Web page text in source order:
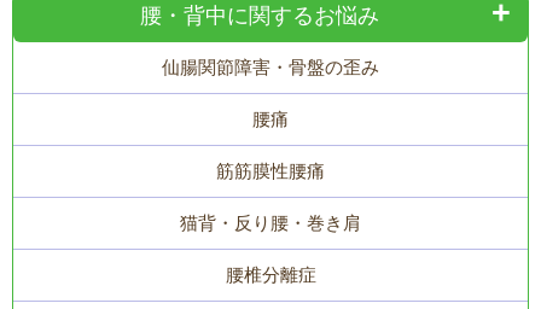
腰・背中に関するお悩み
仙腸関節障害・骨盤の歪み
腰痛
筋筋膜性腰痛
猫背・反り腰・巻き肩
腰椎分離症